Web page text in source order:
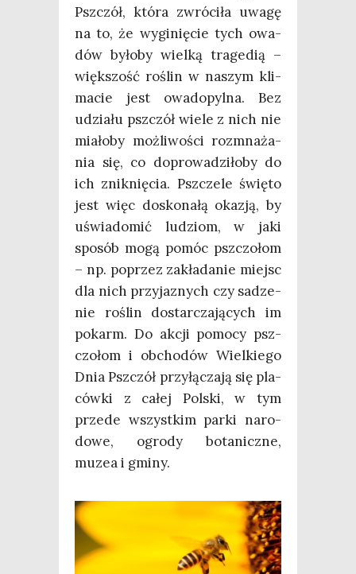
Psz­czół, któ­ra zwró­ci­ła uwa­gę
na to, że wygi­nię­cie tych owa­
dów było­by wiel­ką tra­ge­dią –
więk­szość roślin w naszym kli­
ma­cie jest owa­do­pyl­na. Bez
udzia­łu psz­czół wie­le z nich nie
mia­ło­by moż­li­wo­ści roz­mna­ża­
nia się, co dopro­wa­dzi­ło­by do
ich znik­nię­cia. Psz­cze­le świę­to
jest więc dosko­na­łą oka­zją, by
uświa­do­mić ludziom, w jaki
spo­sób mogą pomóc psz­czo­łom
– np. poprzez zakła­da­nie miejsc
dla nich przy­ja­znych czy sadze­
nie roślin dostar­cza­ją­cych im
pokarm. Do akcji pomo­cy psz­
czo­łom i obcho­dów Wiel­kie­go
Dnia Psz­czół przy­łą­cza­ją się pla­
ców­ki z całej Pol­ski, w tym
przede wszyst­kim par­ki naro­
do­we, ogro­dy bota­nicz­ne,
muzea i gminy.